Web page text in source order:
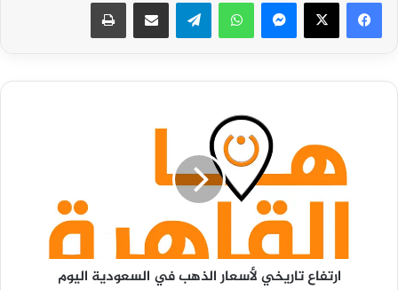
السعودية
ارتفاع تاريخي لأسعار الذهب في السعودية اليوم